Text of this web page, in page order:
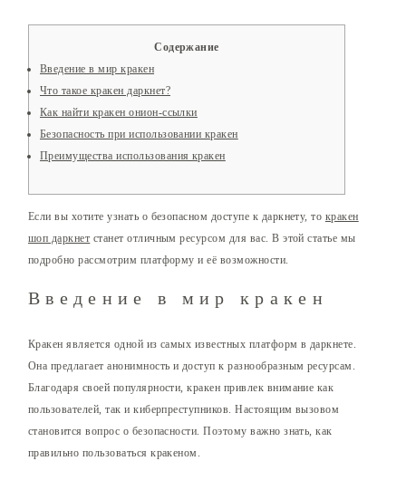
Содержание
Введение в мир кракен
Что такое кракен даркнет?
Как найти кракен онион-ссылки
Безопасность при использовании кракен
Преимущества использования кракен
Если вы хотите узнать о безопасном доступе к даркнету, то кракен
шоп даркнет станет отличным ресурсом для вас. В этой статье мы
подробно рассмотрим платформу и её возможности.
Введение в мир кракен
Кракен является одной из самых известных платформ в даркнете.
Она предлагает анонимность и доступ к разнообразным ресурсам.
Благодаря своей популярности, кракен привлек внимание как
пользователей, так и киберпреступников. Настоящим вызовом
становится вопрос о безопасности. Поэтому важно знать, как
правильно пользоваться кракеном.